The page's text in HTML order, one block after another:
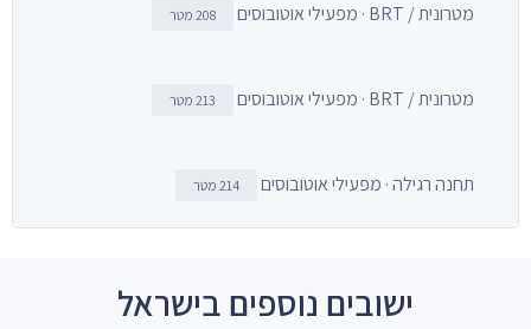
מטרונית / BRT · מפעילי אוטובוסים 208 מטר
מטרונית / BRT · מפעילי אוטובוסים 213 מטר
תחנה רגילה · מפעילי אוטובוסים 214 מטר
ישובים נוספים בישראל